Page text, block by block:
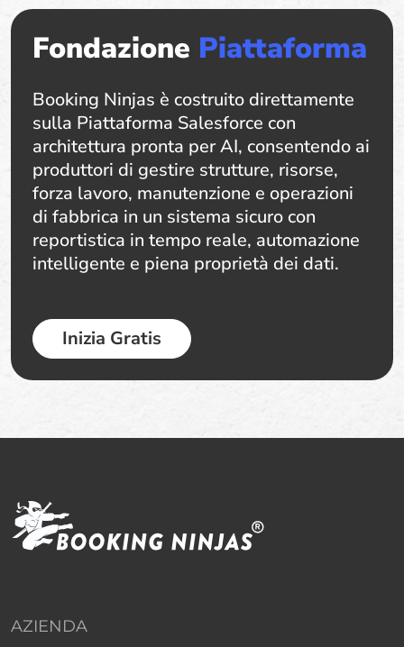
Fondazione Piattaforma
Booking Ninjas è costruito direttamente
sulla Piattaforma Salesforce con
architettura pronta per AI, consentendo ai
produttori di gestire strutture, risorse,
forza lavoro, manutenzione e operazioni
di fabbrica in un sistema sicuro con
reportistica in tempo reale, automazione
intelligente e piena proprietà dei dati.
Inizia Gratis
AZIENDA